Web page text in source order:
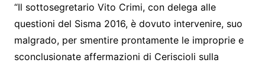
“Il sottosegretario Vito Crimi, con delega alle
questioni del Sisma 2016, è dovuto intervenire, suo
malgrado, per smentire prontamente le improprie e
sconclusionate affermazioni di Ceriscioli sulla